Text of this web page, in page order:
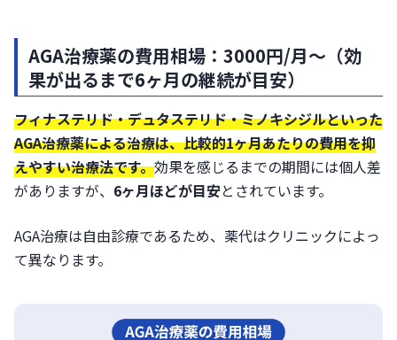
AGA治療薬の費用相場：3000円/月～（効
果が出るまで6ヶ月の継続が目安）
フィナステリド・デュタステリド・ミノキシジルといった
AGA治療薬による治療は、比較的1ヶ月あたりの費用を抑
えやすい治療法です。効果を感じるまでの期間には個人差
がありますが、 6ヶ月ほどが目安とされています。
AGA治療は自由診療であるため、薬代はクリニックによっ
て異なります。